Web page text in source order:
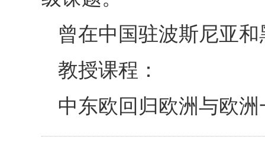
曾在中国驻波斯尼亚
教授课程：
中东欧回归欧洲与欧